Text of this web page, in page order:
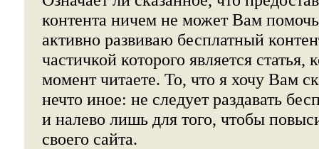
контента ничем не может Вам
активно развиваю бесплатный
частичкой которого является
момент читаете. То, что я хочу Вам
нечто иное: не следует раздавать
и налево лишь для того, чтобы
своего сайта.